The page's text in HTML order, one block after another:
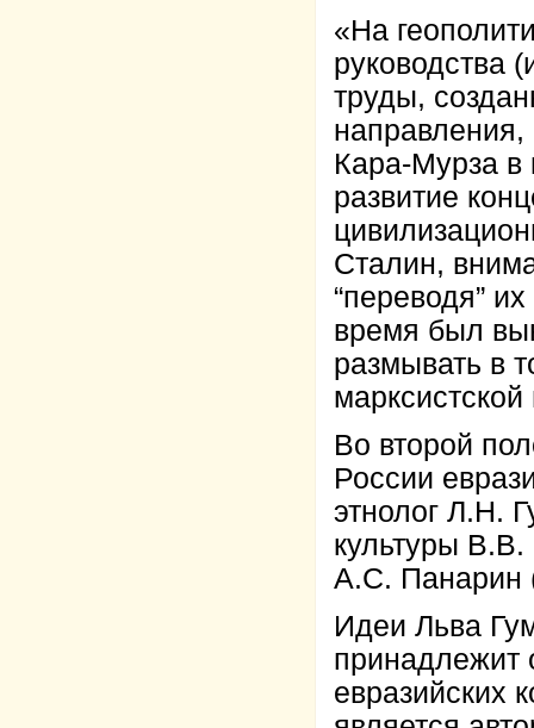
«На
руководства
труды,
Кара-Мурза в
развитие
Сталин,
“переводя”
время был
размывать в
Во второй
России
этнолог Л.Н.
культуры
А.С. Панарин
Идеи Льва
принадлежит
евразийских